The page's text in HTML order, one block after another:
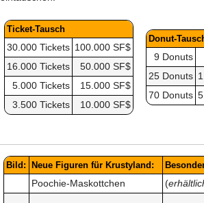
Ticket-Tausch
30.000 Tickets 100.000 SF$
16.000 Tickets
50.000 SF$
5.000 Tickets
15.000 SF$
3.500 Tickets
10.000 SF$
Donut-
9 Donuts
25 Donuts
70 Donuts
Bild: Neue Figuren für Krustyland:
Poochie-Maskottchen (